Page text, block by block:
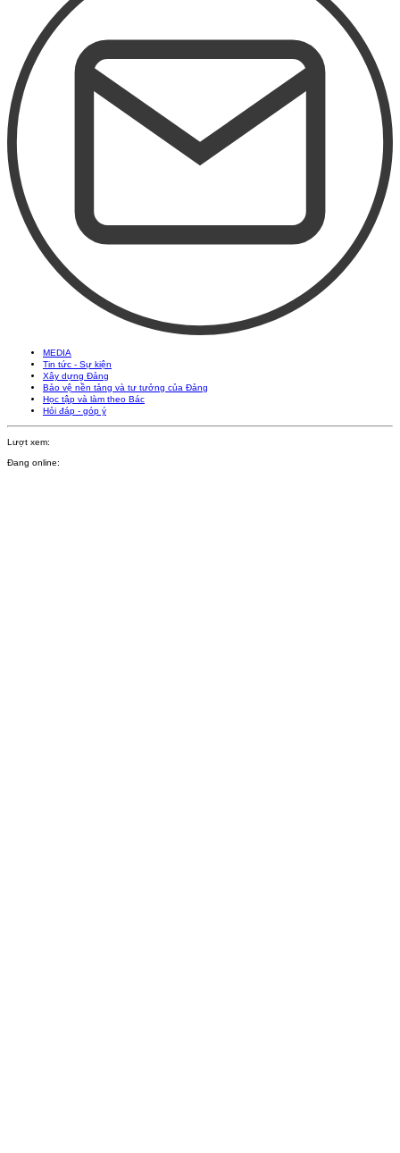
MEDIA
Tin tức - Sự kiện
Xây dựng Đảng
Bảo vệ nền tảng và tư tưởng của Đảng
Học tập và làm theo Bác
Hỏi đáp - góp ý
Lượt xem:
Đang online: